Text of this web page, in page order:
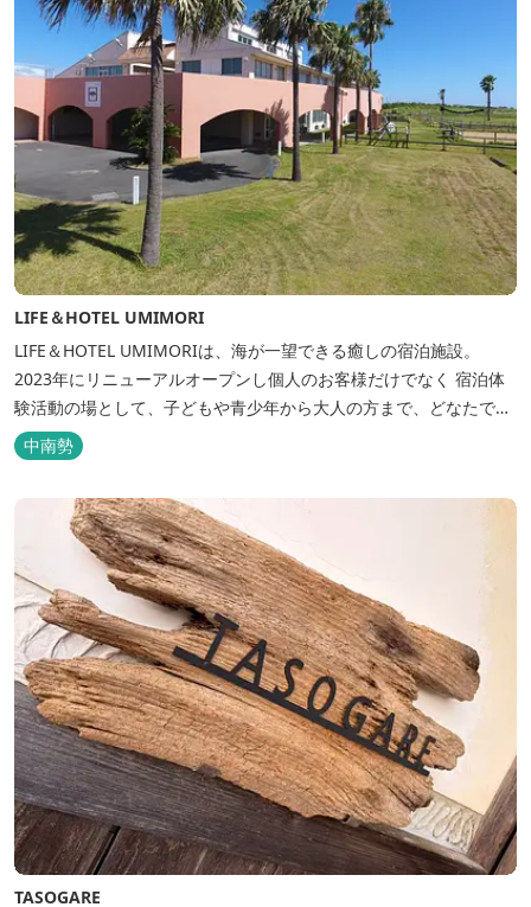
LIFE＆HOTEL UMIMORI
LIFE＆HOTEL UMIMORIは、海が一望できる癒しの宿泊施設。
2023年にリニューアルオープンし個人のお客様だけでなく 宿泊体
験活動の場として、子どもや青少年から大人の方まで、どなたでも
ご利用いただけます。 ヨットやボート・カヤックをはじめとするマ
リンアクティビティや併設する海の乗馬倶楽部エルカバージョでの
乗馬体験が可能！ 小中学生や団体様向けに海の自然体験教室も開催
しています...
中南勢
TASOGARE